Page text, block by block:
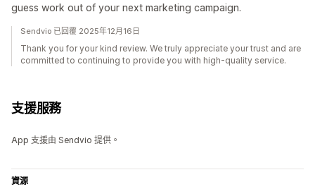
guess work out of your next marketing campaign.
Sendvio 已回覆 2025年12月16日
Thank you for your kind review. We truly appreciate your trust and are
committed to continuing to provide you with high-quality service.
支援服務
App 支援由 Sendvio 提供。
資源